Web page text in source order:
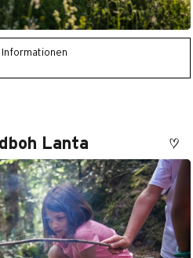
Informationen
Lanta